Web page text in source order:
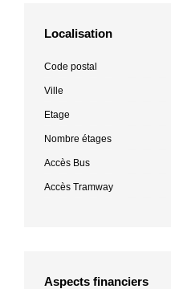
Localisation
Code postal
Ville
Etage
Nombre étages
Accès Bus
Accès Tramway
Aspects financiers